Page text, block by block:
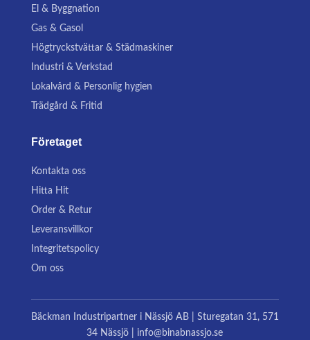
El & Byggnation
Gas & Gasol
Högtryckstvättar & Städmaskiner
Industri & Verkstad
Lokalvård & Personlig hygien
Trädgård & Fritid
Företaget
Kontakta oss
Hitta Hit
Order & Retur
Leveransvillkor
Integritetspolicy
Om oss
Bäckman Industripartner i Nässjö AB | Sturegatan 31, 571
34 Nässjö | info@binabnassjo.se